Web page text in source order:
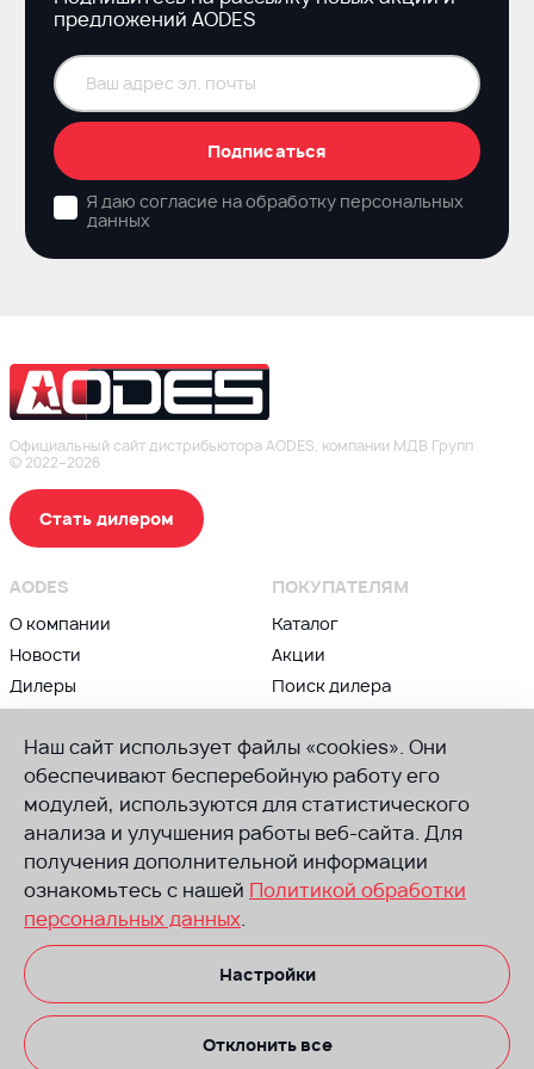
предложений AODES
Подписаться
Я даю согласие на обработку персональных
данных
Наш сайт использует файлы «cookies». Они
обеспечивают бесперебойную работу его
модулей, используются для статистического
анализа и улучшения работы веб-сайта. Для
получения дополнительной информации
ознакомьтесь с нашей Политикой обработки
персональных данных.
Настройки
Отклонить все
Официальный сайт дистрибьютора AODES, компании МДВ Групп
© 2022–2026
AODES
О компании
Новости
Дилеры
ПОКУПАТЕЛЯМ
Каталог
Акции
Поиск дилера
ВЛАДЕЛЬЦАМ
Сервис и гарантии
Советы по техническому
обслуживанию
Руководства
по эксплуатации
Запчасти
ПРИСОЕДИНЯЙСЯ К AODES
Группа в ВК
Канал в Телеграм
Канал в Ютуб
Стать дилером
Размещенная на сайте информация носит информационный характер.
Не оферта. Производитель оставляет за собой право вносить
изменения в комплектацию, изменять технические характеристики
и стоимость безпредварительного уведомления со своей стороны.
Техника на некоторых изображениях может иметь доп. оборудование